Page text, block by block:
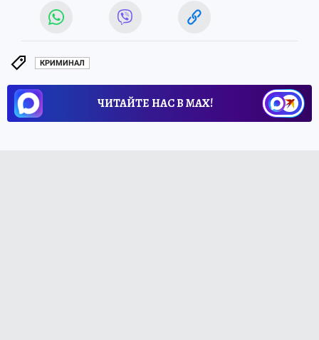
КРИМИНАЛ
ЧИТАЙТЕ НАС В МАХ!